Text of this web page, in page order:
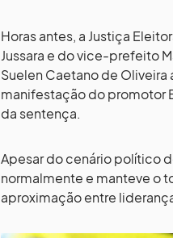
Horas antes, a Justiça
Jussara e do vice-prefeito
Suelen Caetano de
manifestação do promotor
da sentença.
Apesar do cenário político
normalmente e manteve o
aproximação entre